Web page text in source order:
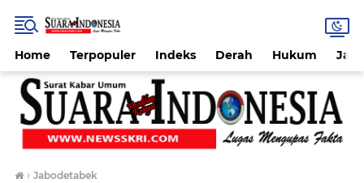
Home Terpopuler Indeks Derah Hukum
› Jabodetabek